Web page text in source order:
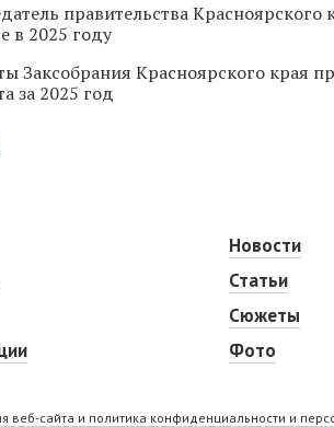
правительства Красноярского
в 2025 году
Заксобрания Красноярского края
за 2025 год
Новости
Статьи
Сюжеты
Фото
веб-сайта и политика конфиденциальности и